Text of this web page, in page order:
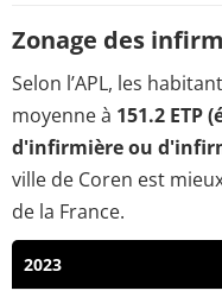
Zonage des
Selon l’APL, les
moyenne à 151.2 ETP
d'infirmière ou
ville de Coren est
de la France.
2023